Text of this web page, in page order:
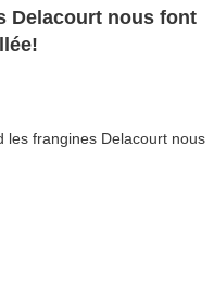
Delacourt nous font